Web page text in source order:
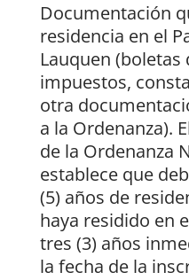
Documentación
residencia en el
Lauquen (boletas
impuestos,
otra
a la Ordenanza).
de la Ordenanza
establece que
(5) años de
haya residido en
tres (3) años
la fecha de la